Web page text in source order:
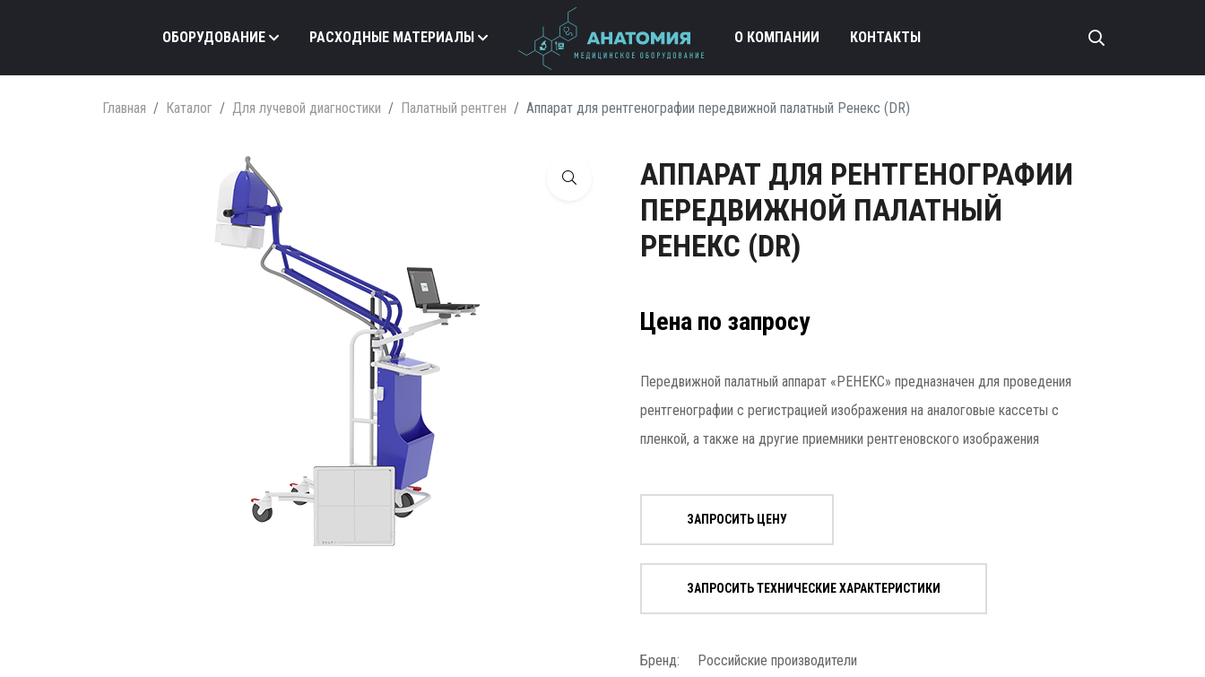
ОБОРУДОВАНИЕ РАСХОДНЫЕ МАТЕРИАЛЫ О КОМПАНИИ КОНТАКТЫ
Главная Каталог Для лучевой диагностики Палатный рентген Аппарат для рентгенографии передвижной палатный Ренекс (DR)
АППАРАТ ДЛЯ РЕНТГЕНОГРАФИИ
ПЕРЕДВИЖНОЙ ПАЛАТНЫЙ
РЕНЕКС (DR)
Цена по запросу
Передвижной палатный аппарат «РЕНЕКС» предназначен для проведения
рентгенографии с регистрацией изображения на аналоговые кассеты с
пленкой, а также на другие приемники рентгеновского изображения
ЗАПРОСИТЬ ЦЕНУ
ЗАПРОСИТЬ ТЕХНИЧЕСКИЕ ХАРАКТЕРИСТИКИ
Бренд: Российские производители